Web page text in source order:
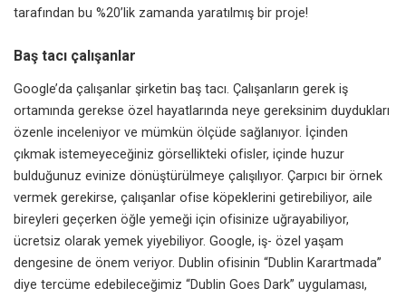
tarafından bu %20’lik zamanda yaratılmış bir proje!
Baş tacı çalışanlar
Google’da çalışanlar şirketin baş tacı. Çalışanların gerek iş
ortamında gerekse özel hayatlarında neye gereksinim duydukları
özenle inceleniyor ve mümkün ölçüde sağlanıyor. İçinden
çıkmak istemeyeceğiniz görsellikteki ofisler, içinde huzur
bulduğunuz evinize dönüştürülmeye çalışılıyor. Çarpıcı bir örnek
vermek gerekirse, çalışanlar ofise köpeklerini getirebiliyor, aile
bireyleri geçerken öğle yemeği için ofisinize uğrayabiliyor,
ücretsiz olarak yemek yiyebiliyor. Google, iş- özel yaşam
dengesine de önem veriyor. Dublin ofisinin “Dublin Karartmada”
diye tercüme edebileceğimiz “Dublin Goes Dark” uygulaması,